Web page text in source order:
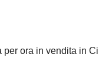
per ora in vendita in